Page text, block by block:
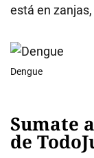
está en
Dengue
Sumate
de